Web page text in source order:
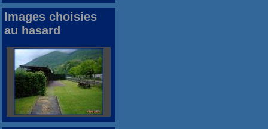
Images choisies
au hasard